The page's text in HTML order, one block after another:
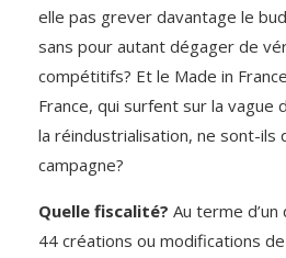
elle pas grever davantage le
sans pour autant dégager de
compétitifs? Et le Made in
France, qui surfent sur la vague
la réindustrialisation, ne sont-ils
campagne?
Quelle fiscalité? Au terme
44 créations ou modifications